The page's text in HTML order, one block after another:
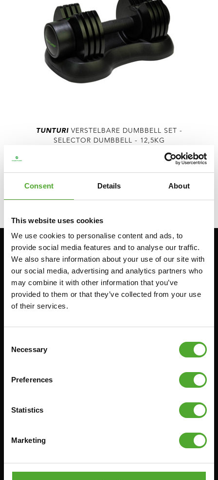
Consent Details About
This website uses cookies
We use cookies to personalise content and ads, to
provide social media features and to analyse our traffic.
We also share information about your use of our site with
our social media, advertising and analytics partners who
may combine it with other information that you’ve
provided to them or that they’ve collected from your use
of their services.
Selection
Necessary
Preferences
Statistics
Marketing
TUNTURIVERSTELBARE DUMBBELL SET -
SELECTOR DUMBBELL - 12,5KG
Blijf op de hoogte: schrijf je in voor onze
nieuwsbrief!
Cardio
CROSSTRAINERS
ROEITRAINERS
Kracht